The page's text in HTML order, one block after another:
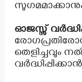
ഓജസ്സ്
തെളിച്ചവും